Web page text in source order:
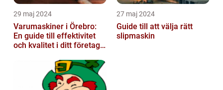
29 maj 2024
Varumaskiner i Örebro:
En guide till effektivitet
och kvalitet i ditt företags
27 maj 2024
Guide till att välja rätt
slipmaskin